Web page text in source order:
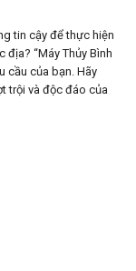
tin cậy để thực hiện
“Máy Thủy Bình
cầu của bạn. Hãy
trội và độc đáo của